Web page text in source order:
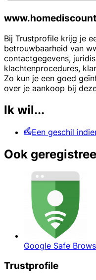
Bij Trustprofile krijg je
betrouwbaarheid van
contactgegevens,
klachtenprocedures,
Zo kun je een goed
over je aankoop bij
Ik wil...
Een geschil
Ook
Google Safe
Trustprofile